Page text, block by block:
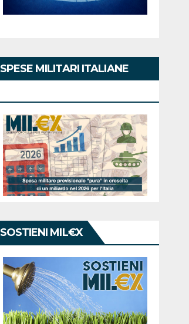
SPESE MILITARI ITALIANE
SOSTIENI MIL€X